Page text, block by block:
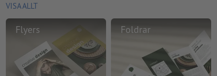
VISA ALLT
Flyers Foldrar